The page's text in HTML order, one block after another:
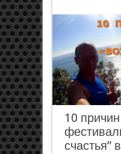
10
счастья”